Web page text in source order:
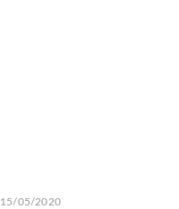
15/05/2020